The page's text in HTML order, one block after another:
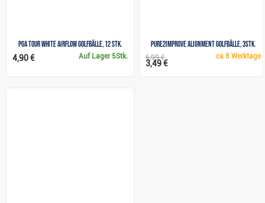
PGA Tour White Airflow Golfbälle, 12 Stk.
Auf Lager 5Stk.
4,90 €
Pure2Improve Alignment Golfbälle, 3Stk.
ca8 Werktage
6,99 €
3,49 €